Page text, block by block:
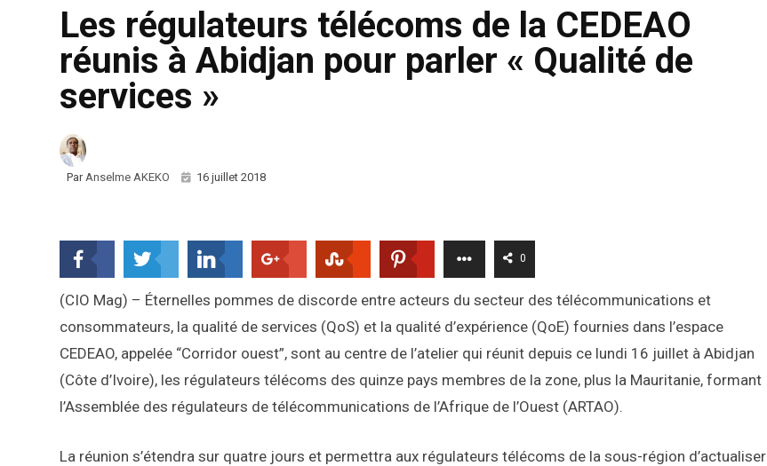
Les régulateurs télécoms de la CEDEAO
réunis à Abidjan pour parler « Qualité de
services »
ParAnselme AKEKO 16 juillet 2018
0
(CIO Mag) – Éternelles pommes de discorde entre acteurs du secteur des télécommunications et
consommateurs, la qualité de services (QoS) et la qualité d’expérience (QoE) fournies dans l’espace
CEDEAO, appelée “Corridor ouest”, sont au centre de l’atelier qui réunit depuis ce lundi 16 juillet à Abidjan
(Côte d’Ivoire), les régulateurs télécoms des quinze pays membres de la zone, plus la Mauritanie, formant
l’Assemblée des régulateurs de télécommunications de l’Afrique de l’Ouest (ARTAO).
La réunion s’étendra sur quatre jours et permettra aux régulateurs télécoms de la sous-région d’actualiser